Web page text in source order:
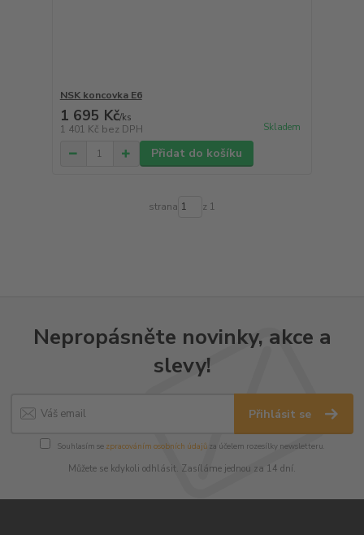
NSK koncovka E6
1 695 Kč/ks
1 401 Kč bez DPH Skladem
Přidat do košíku
strana z 1
Nepropásněte novinky, akce a
slevy!
Přihlásit se
Souhlasím se zpracováním osobních údajůza účelem rozesílky newsletteru.
Můžete se kdykoli odhlásit. Zasíláme jednou za 14 dní.